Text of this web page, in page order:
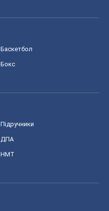
Баскетбол
Бокс
Підручники
ДПА
НМТ